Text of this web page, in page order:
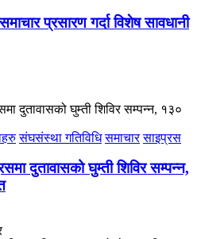
प्रसारण गर्दा विशेष सावधानी
संघसंस्था गतिविधि समाचार साइप्रस
दुतावासको घुम्ती शिविर सम्पन्न,